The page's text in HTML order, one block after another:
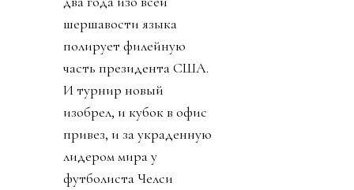
шершавости языка
полирует филейную
часть президента США.
И турнир новый
изобрел, и кубок в офис
привез, и за украденную
лидером мира у
футболиста Челси